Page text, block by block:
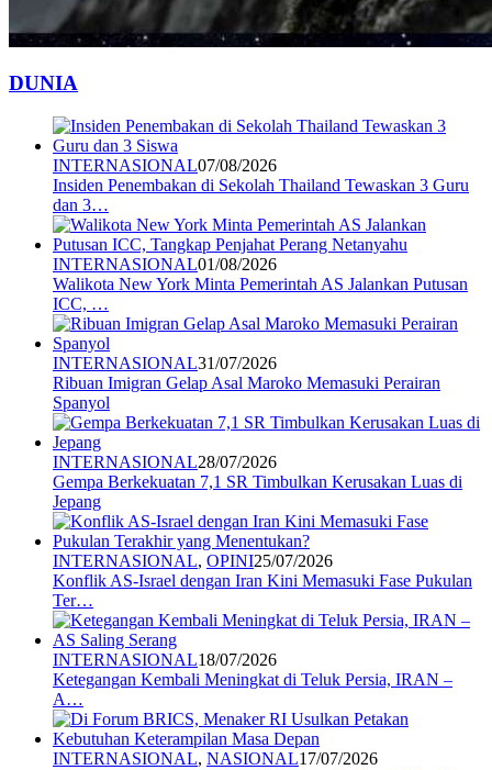
DUNIA
INTERNASIONAL07/08/2026
Insiden Penembakan di Sekolah Thailand Tewaskan 3 Guru
dan 3…
INTERNASIONAL01/08/2026
Walikota New York Minta Pemerintah AS Jalankan Putusan
ICC, …
INTERNASIONAL31/07/2026
Ribuan Imigran Gelap Asal Maroko Memasuki Perairan
Spanyol
INTERNASIONAL28/07/2026
Gempa Berkekuatan 7,1 SR Timbulkan Kerusakan Luas di
Jepang
INTERNASIONAL, OPINI25/07/2026
Konflik AS-Israel dengan Iran Kini Memasuki Fase Pukulan
Ter…
INTERNASIONAL18/07/2026
Ketegangan Kembali Meningkat di Teluk Persia, IRAN –
A…
INTERNASIONAL, NASIONAL17/07/2026